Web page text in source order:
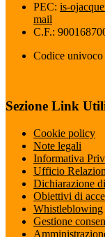
PEC: is-
mail
C.F.:
Codice
Sezione Link
Cookie policy
Note legali
Informativa
Ufficio
Dichiarazione
Obiettivi di
Whistleblowing
Gestione